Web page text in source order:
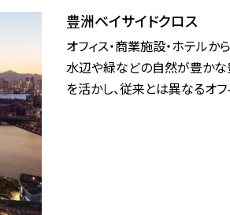
豊洲ベイサイドクロス
オフィス・商業施設・ホテルか
水辺や緑などの自然が豊かな
を活かし、従来とは異なるオ